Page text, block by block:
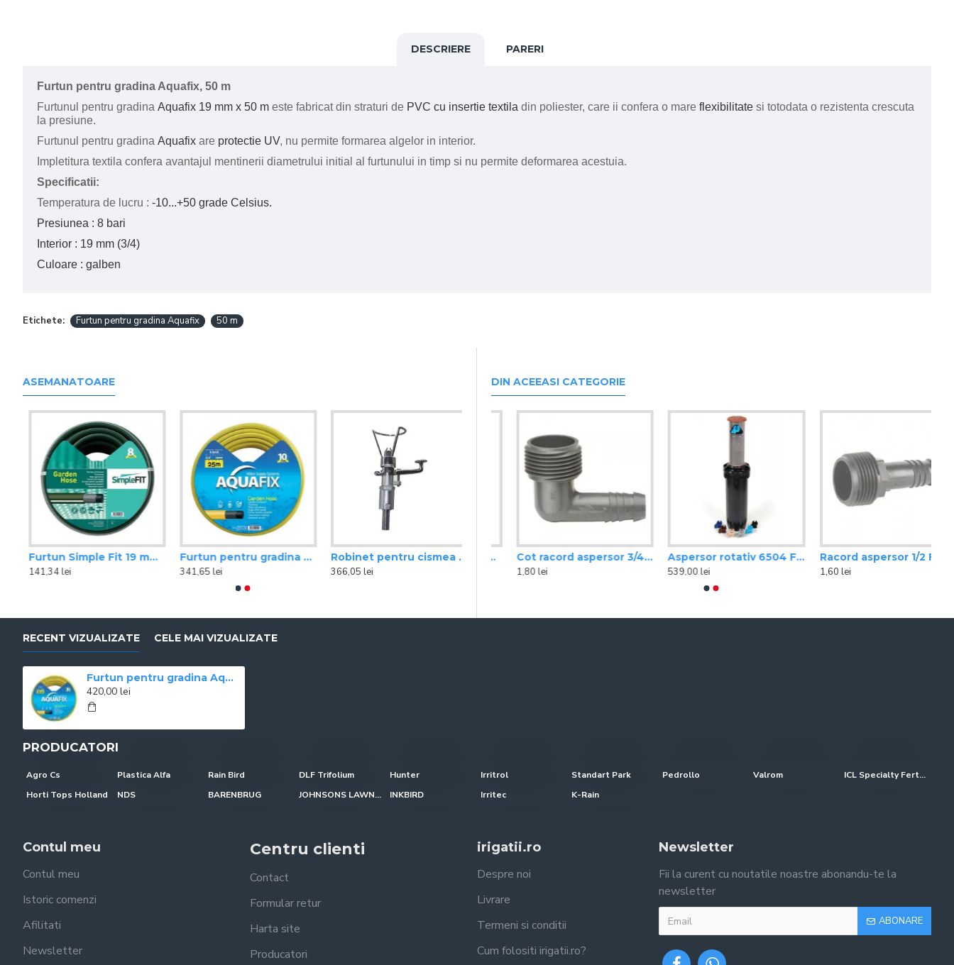
DESCRIERE PARERI
Furtun pentru gradina Aquafix, 50 m
Furtunul pentru gradina Aquafix 19 mm x 50 m este fabricat din straturi de PVC cu insertie textila din poliester, care ii confera o mare flexibilitate si totodata o rezistenta crescuta
la presiune.
Furtunul pentru gradina Aquafix are protectie UV, nu permite formarea algelor in interior.
Impletitura textila confera avantajul mentinerii diametrului initial al furtunului in timp si nu permite deformarea acestuia.
Specificatii:
Temperatura de lucru : -10...+50 grade Celsius.
Presiunea : 8 bari
Interior : 19 mm (3/4)
Culoare : galben
Etichete: Furtun pentru gradina Aquafix 50 m
ASEMANATOARE
Furtun Simple Fit 19 mm 3/4 25 m
141,34 lei
Furtun pentru gradina Aquafix, 25 mm (1), 25 m
341,65 lei
Robinet pentru cismea 3/8
366,05 lei
DIN ACEEASI CATEGORIE
459,80 lei
1,80 lei
468,00 lei
Cot racord aspersor 3/4 FE Rain Bird
1,80 lei
Aspersor rotativ 6504 Falcon PC-SS-HS Rain Bird
539,00 lei
Racord aspersor 1/2 FE
1,60 lei
RECENT VIZUALIZATE CELE MAI VIZUALIZATE
Furtun pentru gradina Aquafix, 19 mm (3/4), 50 m
420,00 lei
PRODUCATORI
Agro Cs Plastica Alfa Rain Bird DLF Trifolium Hunter Irritrol Standart Park Pedrollo Valrom
ICL Specialty Fertilizers (Everris-Scotts)
Horti Tops Holland
NDS BARENBRUG JOHNSONS LAWN SEED INKBIRD Irritec K-Rain
Contul meu
Contul meu
Istoric comenzi
Afilitati
Newsletter
Centru clienti
Contact
Formular retur
Harta site
Producatori
irigatii.ro
Despre noi
Livrare
Termeni si conditii
Cum folositi irigatii.ro?
Newsletter
Fii la curent cu noutatile noastre abonandu-te la
newsletter
ABONARE